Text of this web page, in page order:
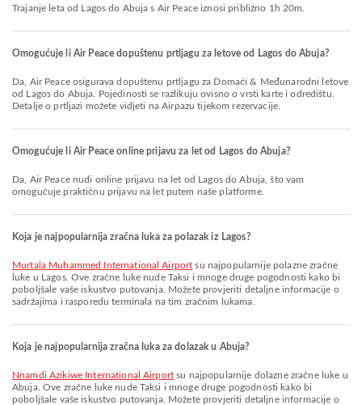
Trajanje leta od Lagos do Abuja s Air Peace iznosi približno 1h 20m.
Omogućuje li Air Peace dopuštenu prtljagu za letove od Lagos do Abuja?
Da, Air Peace osigurava dopuštenu prtljagu za Domaći & Međunarodni letove
od Lagos do Abuja. Pojedinosti se razlikuju ovisno o vrsti karte i odredištu.
Detalje o prtljazi možete vidjeti na Airpazu tijekom rezervacije.
Omogućuje li Air Peace online prijavu za let od Lagos do Abuja?
Da, Air Peace nudi online prijavu na let od Lagos do Abuja, što vam
omogućuje praktičnu prijavu na let putem naše platforme.
Koja je najpopularnija zračna luka za polazak iz Lagos?
Murtala Muhammed International Airport su najpopularnije polazne zračne
luke u Lagos. Ove zračne luke nude Taksi i mnoge druge pogodnosti kako bi
poboljšale vaše iskustvo putovanja. Možete provjeriti detaljne informacije o
sadržajima i rasporedu terminala na tim zračnim lukama.
Koja je najpopularnija zračna luka za dolazak u Abuja?
Nnamdi Azikiwe International Airport su najpopularnije dolazne zračne luke u
Abuja. Ove zračne luke nude Taksi i mnoge druge pogodnosti kako bi
poboljšale vaše iskustvo putovanja. Možete provjeriti detaljne informacije o